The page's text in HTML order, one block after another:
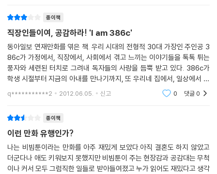
종이책
직장인들이여, 공감하라! 'I am 386c'
동아일보 연재만화를 엮은 책. 우리 시대의 전형적 30대 가장인 주인공 3
86c가 가정에서, 직장에서, 사회에서 겪고 느끼는 이야기들을 톡톡 튀는
풍자와 세련된 터치로 그려내 독자들의 사랑을 듬뿍 받고 있다. 386c가
학생 시절부터 지금의 아내를 만나기까지, 또 우리네 집에서, 일상에서 볼
수 있는 우리 가족들의 조금은 흩으러지고, 무관심하고, 나약하지만, 너무
나도 사랑스러운 모
q***********2 2012.06.05. 신고 0 댓글0
종이책
이런 만화 유행인가?
나는 비빔툰이라는 만화를 아주 재밌게 보았다.아직 결혼도 하지 않았고
더군다나 애도 키워보지 못했지만 비빔툰이 주는 현장감과 공감대는 무척
이나 커서 모두 그럼직한 일들로 받아들여졌고 누가 읽어도 재밌다고 생각